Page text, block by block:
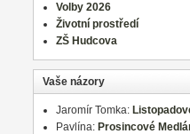
Volby 2026
Životní prostředí
ZŠ Hudcova
Vaše názory
Jaromír Tomka:
Pavlína: Prosincové